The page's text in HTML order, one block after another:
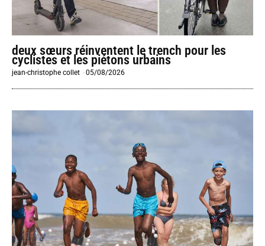
deux sœurs réinventent le trench pour les
cyclistes et les piétons urbains
jean-christophe collet -05/08/2026